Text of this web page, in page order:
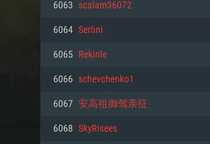
6063 scalam36072
6064 Serlini
6065 Rekinle
6066 schevchenko1
6067 安高祖御驾亲征
6068 SkyRisees